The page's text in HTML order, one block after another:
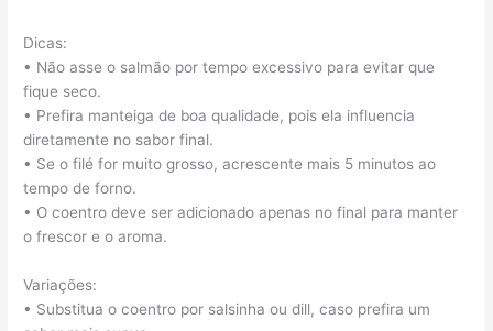
Dicas:
• Não asse o salmão por tempo excessivo para evitar que
fique seco.
• Prefira manteiga de boa qualidade, pois ela influencia
diretamente no sabor final.
• Se o filé for muito grosso, acrescente mais 5 minutos ao
tempo de forno.
• O coentro deve ser adicionado apenas no final para manter
o frescor e o aroma.
Variações:
• Substitua o coentro por salsinha ou dill, caso prefira um